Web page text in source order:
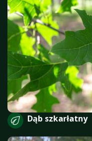
Dąb szkarłatny